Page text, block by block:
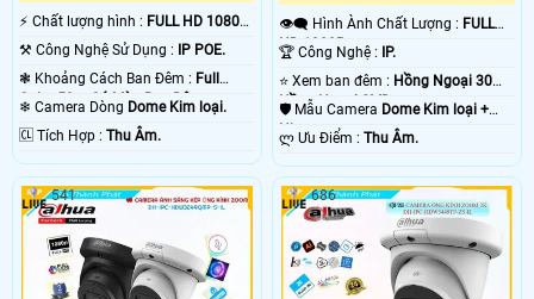
️⚡ Chất lượng hình : FULL HD 1080P
.
⚒ Công Nghệ Sử Dụng :
IP POE.
❃ Khoảng Cách Ban Đêm : Full
Color 50m Có Màu Ban Ðêm.
❄ Camera Dòng Dome Kim loại.
️🆑 Tích Hợp : Thu Âm.
👁️‍🗨 Hình Ành Chất Lượng : FULL
HD 1080P .
🏆 Công Nghệ : IP.
⭐ Xem ban đêm : Hồng Ngoại 30m
Hồng Ngoại SMD.
🛡 Mẫu Camera Dome Kim loại +
Nhựa.
️ლ Ưu Điểm :Thu Âm.
541 686